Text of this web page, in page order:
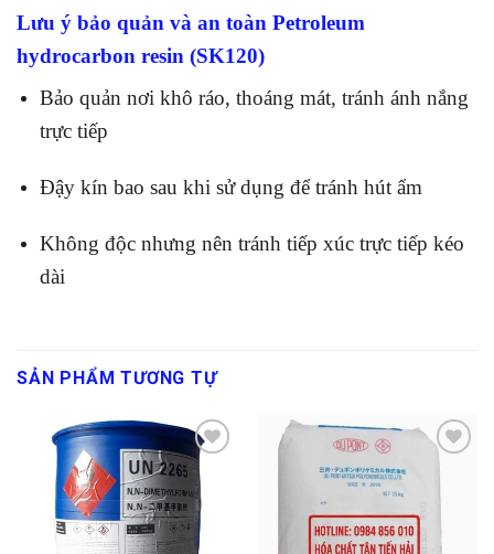
Lưu ý bảo quản và an toàn Petroleum
hydrocarbon resin (SK120)
Bảo quản nơi khô ráo, thoáng mát, tránh ánh nắng
trực tiếp
Đậy kín bao sau khi sử dụng để tránh hút ẩm
Không độc nhưng nên tránh tiếp xúc trực tiếp kéo
dài
SẢN PHẨM TƯƠNG TỰ
Add to
wishlist